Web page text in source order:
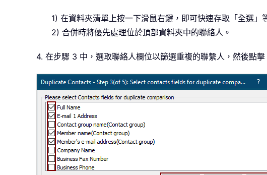
1) 在資料夾清單上按一下滑鼠右鍵，即可快速存取「全選」
2) 合併時將優先處理位於頂部資料夾中的聯絡人。
4. 在步驟 3 中，選取聯絡人欄位以篩選重複的聯繫人，然後點